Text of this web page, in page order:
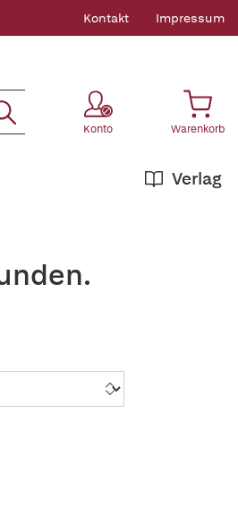
Kontakt Impressum
Konto Warenkorb
Verlag